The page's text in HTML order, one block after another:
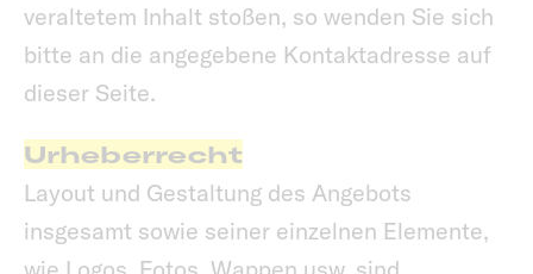
veraltetem Inhalt stoßen, so wenden Sie sich
bitte an die angegebene Kontaktadresse auf
dieser Seite.
Urheberrecht
Layout und Gestaltung des Angebots
insgesamt sowie seiner einzelnen Elemente,